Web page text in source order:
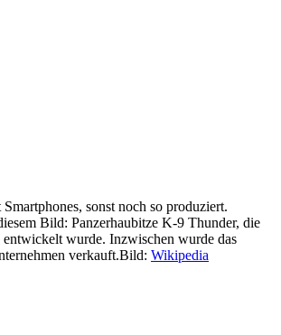
Smartphones, sonst noch so produziert.
Bild: Panzerhaubitze K-9 Thunder, die
entwickelt wurde. Inzwischen wurde das
verkauft.Bild: Wikipedia